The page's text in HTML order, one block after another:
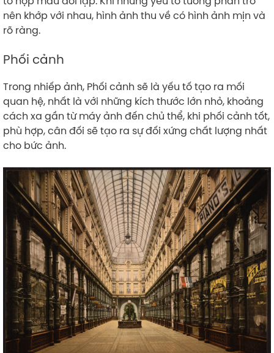
nên khớp với nhau, hình ảnh thu về có hình ảnh mịn và
rõ ràng.
Phối cảnh
Trong nhiếp ảnh, Phối cảnh sẽ là yếu tố tạo ra mối
quan hệ, nhất là với những kích thước lớn nhỏ, khoảng
cách xa gần từ máy ảnh đến chủ thể, khi phối cảnh tốt,
phù hợp, cân đối sẽ tạo ra sự đối xứng chất lượng nhất
cho bức ảnh.